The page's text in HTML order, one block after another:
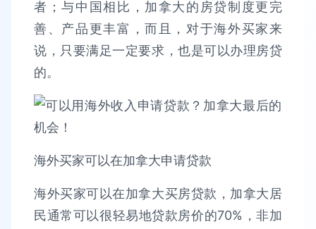
者；与中国相比，加拿大的房贷制度更完
善、产品更丰富，而且，对于海外买家来
说，只要满足一定要求，也是可以办理房贷
的。
海外买家可以在加拿大申请贷款
海外买家可以在加拿大买房贷款，加拿大居
民通常可以很轻易地贷款房价的70%，非加